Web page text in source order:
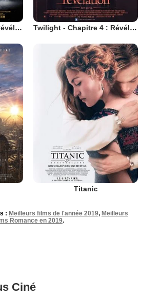
Twilight - Chapitre 5 : Révélation 2e partie Twilight - Chapitre 4 : Révélation 1ère partie
Titanic
: Meilleurs films de l'année 2019, Meilleurs
Romance en 2019.
Ciné